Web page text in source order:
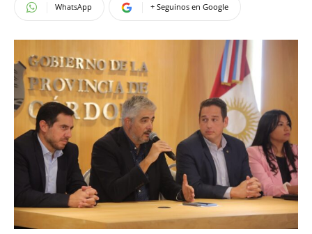
WhatsApp + Seguinos en Google